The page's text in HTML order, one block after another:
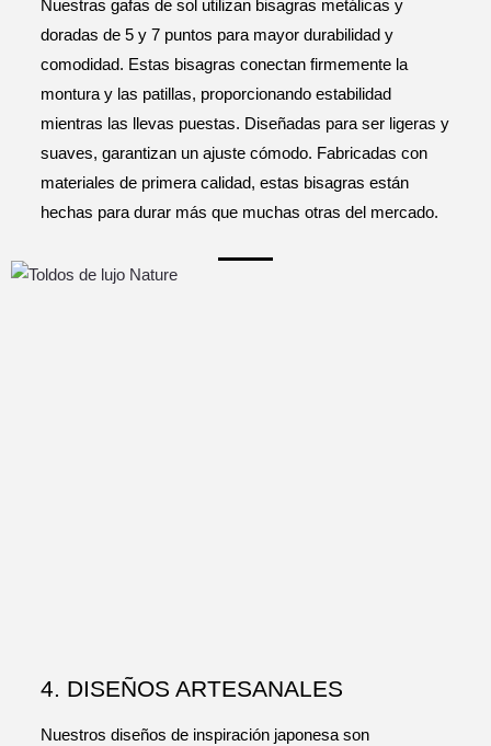
Nuestras gafas de sol utilizan bisagras metálicas y
doradas de 5 y 7 puntos para mayor durabilidad y
comodidad. Estas bisagras conectan firmemente la
montura y las patillas, proporcionando estabilidad
mientras las llevas puestas. Diseñadas para ser ligeras y
suaves, garantizan un ajuste cómodo. Fabricadas con
materiales de primera calidad, estas bisagras están
hechas para durar más que muchas otras del mercado.
4. DISEÑOS ARTESANALES
Nuestros diseños de inspiración japonesa son